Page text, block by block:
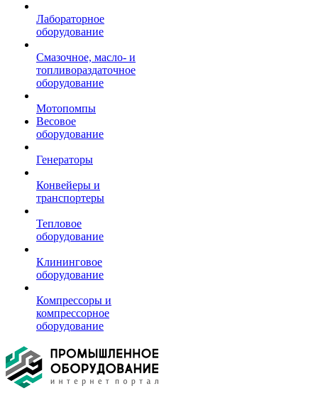
Лабораторное
оборудование
Смазочное, масло- и
топливораздаточное
оборудование
Мотопомпы
Весовое
оборудование
Генераторы
Конвейеры и
транспортеры
Тепловое
оборудование
Клининговое
оборудование
Компрессоры и
компрессорное
оборудование